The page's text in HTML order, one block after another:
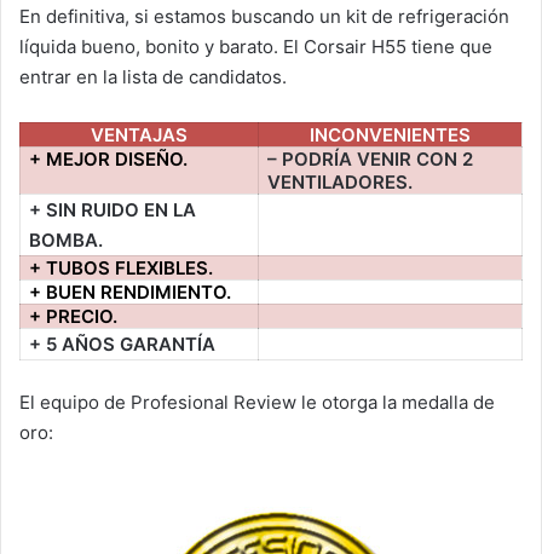
En definitiva, si estamos buscando un kit de refrigeración
líquida bueno, bonito y barato. El Corsair H55 tiene que
entrar en la lista de candidatos.
VENTAJAS
INCONVENIENTES
+ MEJOR DISEÑO.
– PODRÍA VENIR CON 2
VENTILADORES.
+ SIN RUIDO EN LA
BOMBA.
+ TUBOS FLEXIBLES.
+ BUEN RENDIMIENTO.
+ PRECIO.
+ 5 AÑOS GARANTÍA
El equipo de Profesional Review le otorga la medalla de
oro: